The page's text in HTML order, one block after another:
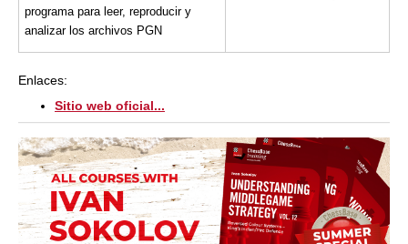
programa para leer, reproducir y
analizar los archivos PGN
Enlaces:
Sitio web oficial...